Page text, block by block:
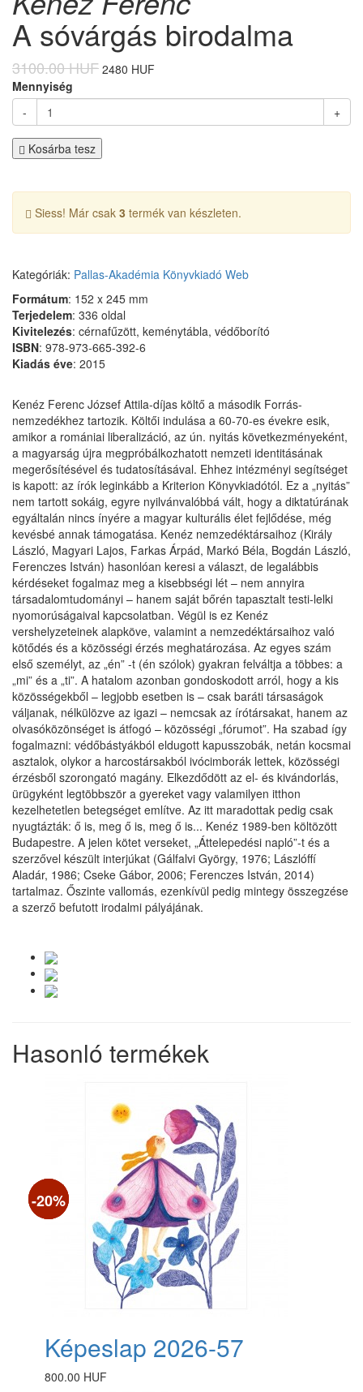
A sóvárgás birodalma
3100.00 HUF 2480 HUF
Mennyiség
-
+
Kosárba tesz
Siess! Már csak 3 termék van készleten.
Kategóriák: Pallas-Akadémia Könyvkiadó Web
Formátum: 152 x 245 mm
Terjedelem: 336 oldal
Kivitelezés: cérnafűzött, keménytábla, védőborító
ISBN: 978-973-665-392-6
Kiadás éve: 2015
Kenéz Ferenc József Attila-díjas költő a második Forrás-
nemzedékhez tartozik. Költői in­dulása a 60-70-es évekre esik,
amikor a romániai liberalizáció, az ún. nyitás követ­kez­mé­nye­ként,
a magyarság újra megpróbálkozhatott nemzeti identitásának
megerő­sítésével és tuda­tosí­tásával. Ehhez intézményi segítséget
is kapott: az írók leginkább a Kriterion Könyvkiadótól. Ez a „nyitás”
nem tartott sokáig, egyre nyilvánvalóbbá vált, hogy a dik­tatúrának
egyáltalán nincs ínyére a magyar kulturális élet fejlődése, még
kevésbé annak támogatása. Kenéz nemzedéktársaihoz (Király
László, Magyari Lajos, Farkas Árpád, Markó Béla, Bogdán László,
Ferenczes István) hasonlóan keresi a választ, de legalábbis
kérdéseket fogalmaz meg a kisebbségi lét – nem annyira
társadalomtudományi – hanem saját bőrén tapasztalt testi-lelki
nyomorúságaival kapcsolatban. Végül is ez Kenéz
vershelyzeteinek alap­köve, valamint a nem­zedéktársaihoz való
kötődés és a közösségi érzés meghatározása. Az egyes szám
első személyt, az „én” -t (én szólok) gyakran felváltja a többes: a
„mi” és a „ti”. A hatalom azon­ban gondoskodott arról, hogy a kis
közösségekből – legjobb esetben is – csak baráti társa­ságok
váljanak, nélkülözve az igazi – nemcsak az írótársakat, hanem az
olvasókö­zön­séget is átfogó – közösségi „fórumot”. Ha szabad így
fogalmazni: védőbástyákból eldugott kapus­szobák, netán kocsmai
asztalok, olykor a harcostársakból ivócimborák lettek, közösségi
érzésből szorongató magány. Elkezdődött az el- és kivándorlás,
ürügyként legtöbbször a gyereket vagy valamilyen itthon
kezelhetetlen betegséget említve. Az itt maradottak pedig csak
nyugtázták: ő is, meg ő is, meg ő is... Kenéz 1989-ben költözött
Budapestre. A jelen kötet verseket, „Áttelepedési napló”-t és a
szerzővel készült interjúkat (Gálfalvi György, 1976; Lászlóffí
Aladár, 1986; Cseke Gábor, 2006; Ferenczes István, 2014)
tartalmaz. Őszinte vallomás, ezenkívül pedig mintegy összegzése
a szerző befutott irodalmi pályájának.
Hasonló termékek
Képeslap 2026-57
800.00 HUF
-25%
-15%
-20%